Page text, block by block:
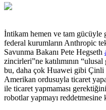
İntikam hemen ve tam gücüyle
federal kurumların Anthropic
Savunma Bakanı Pete Hegseth
zincirleri”ne katılımının
bu, daha çok Huawei gibi
Amerikan ordusuyla ticaret
ile ticaret yapmaması
robotlar yapmayı reddetmesine